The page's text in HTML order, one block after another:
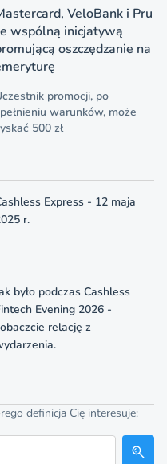
VeloBank i Pru
wspólną inicjatywą
oszczędzanie na
promocji, po
warunków, może
500 zł
Express - 12 maja
r.
było podczas Cashless
Evening 2026 -
relację z
definicja Cię interesuje: